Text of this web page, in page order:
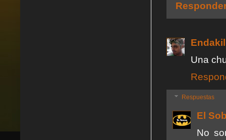
Endakil
Una
Respuestas
El
No